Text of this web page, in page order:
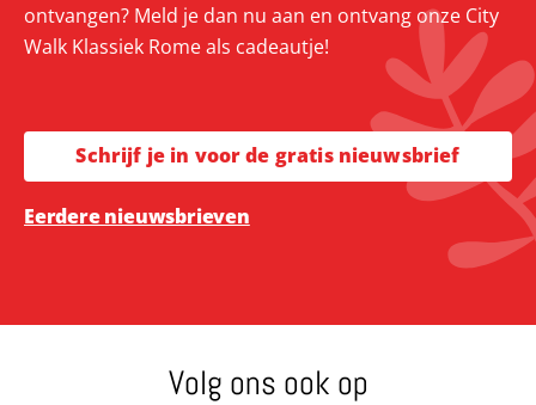
ontvangen? Meld je dan nu aan en ontvang onze City
Walk Klassiek Rome als cadeautje!
Schrijf je in voor de gratis nieuwsbrief
Eerdere nieuwsbrieven
Volg ons ook op